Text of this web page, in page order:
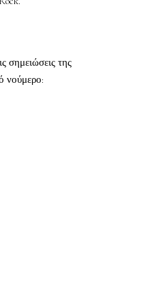
σημειώσεις της
νούμερο: